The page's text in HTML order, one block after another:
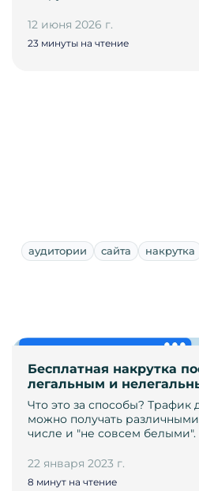
12 июня 2026 г.
23 минуты на чтение
аудитории сайта накрутка
Бесплатная накрутка
легальным и
Что это за способы? Трафик
можно получать
числе и "не совсем белыми".
22 января 2023 г.
8 минут на чтение